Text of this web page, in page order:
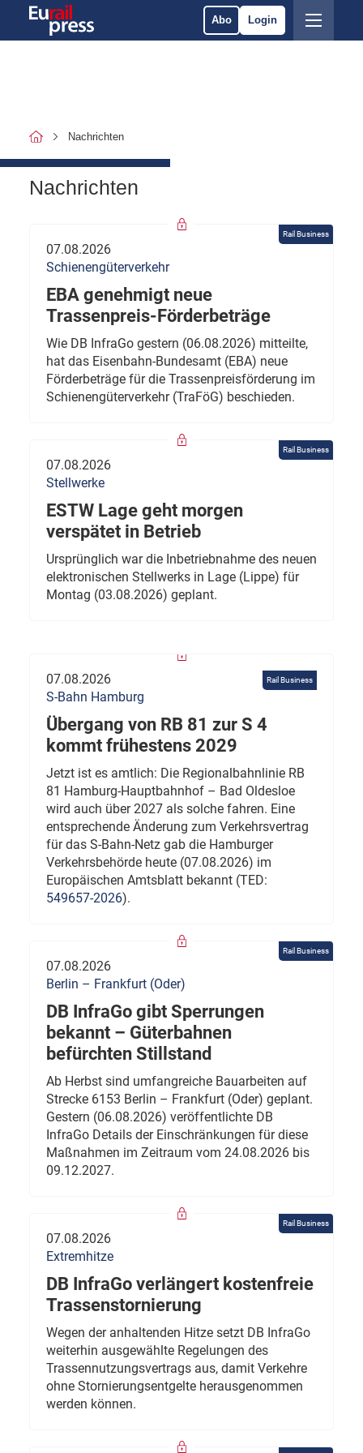
Abo Login
Nachrichten
Nachrichten
Rail Business
07.08.2026
Schienengüterverkehr
EBA genehmigt neue
Trassenpreis-Förderbeträge
Wie DB InfraGo gestern (06.08.2026) mitteilte,
hat das Eisenbahn-Bundesamt (EBA) neue
Förderbeträge für die Trassenpreisförderung im
Schienengüterverkehr (TraFöG) beschieden.
Rail Business
07.08.2026
Stellwerke
ESTW Lage geht morgen
verspätet in Betrieb
Ursprünglich war die Inbetriebnahme des neuen
elektronischen Stellwerks in Lage (Lippe) für
Montag (03.08.2026) geplant.
Rail Business
07.08.2026
S-Bahn Hamburg
Übergang von RB 81 zur S 4
kommt frühestens 2029
Jetzt ist es amtlich: Die Regionalbahnlinie RB
81 Hamburg-Hauptbahnhof – Bad Oldesloe
wird auch über 2027 als solche fahren. Eine
entsprechende Änderung zum Verkehrsvertrag
für das S-Bahn-Netz gab die Hamburger
Verkehrsbehörde heute (07.08.2026) im
Europäischen Amtsblatt bekannt (TED:
549657-2026).
Rail Business
07.08.2026
Berlin – Frankfurt (Oder)
DB InfraGo gibt Sperrungen
bekannt – Güterbahnen
befürchten Stillstand
Ab Herbst sind umfangreiche Bauarbeiten auf
Strecke 6153 Berlin – Frankfurt (Oder) geplant.
Gestern (06.08.2026) veröffentlichte DB
InfraGo Details der Einschränkungen für diese
Maßnahmen im Zeitraum vom 24.08.2026 bis
09.12.2027.
Rail Business
07.08.2026
Extremhitze
DB InfraGo verlängert kostenfreie
Trassenstornierung
Wegen der anhaltenden Hitze setzt DB InfraGo
weiterhin ausgewählte Regelungen des
Trassennutzungsvertrags aus, damit Verkehre
ohne Stornierungsentgelte herausgenommen
werden können.